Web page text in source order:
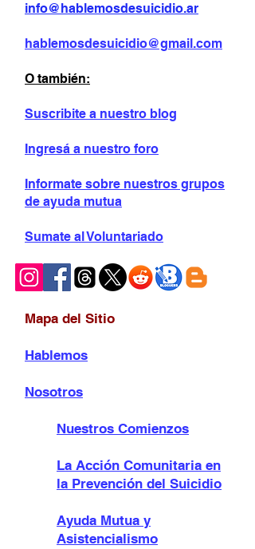
info@hablemosdesuicidio.ar
hablemosdesuicidio@gmail.com
O también:
Suscribite a nuestro blog
Ingresá a nuestro foro
Informate sobre nuestros grupos
de ayuda mutua
Sumate al Voluntariado
Mapa del Sitio
Hablemos
Nosotros
Nuestros Comienzos
La Acción Comunitaria en
la Prevención del Suicidio
Ayuda Mutua y
Asistencialismo